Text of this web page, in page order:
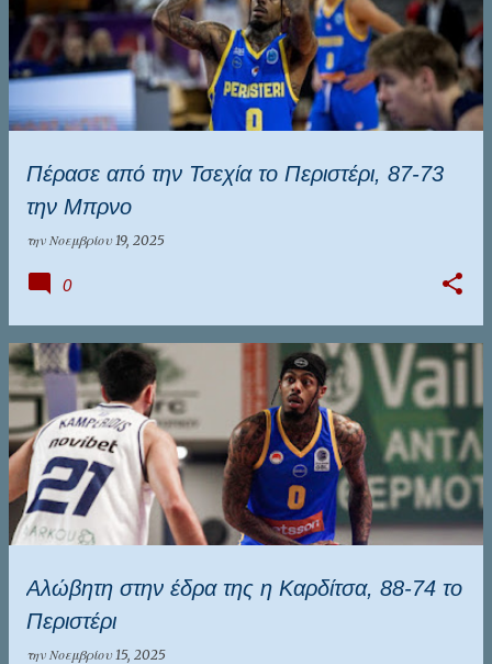
Πέρασε από την Τσεχία το Περιστέρι, 87-73
την Μπρνο
την Νοεμβρίου 19, 2025
0
Αλώβητη στην έδρα της η Καρδίτσα, 88-74 το
Περιστέρι
την Νοεμβρίου 15, 2025